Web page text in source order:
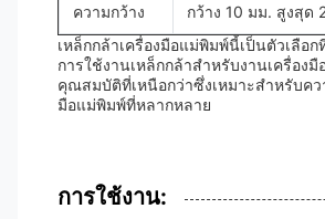
ความกว้าง
กว้าง 10 มม. สูงสุด
เหล็กกล้าเครื่องมือแม่พิมพ์นี้เป็นตัวเลือก
การใช้งานเหล็กกล้าสำหรับงานเครื่องมื
คุณสมบัติที่เหนือกว่าซึ่งเหมาะสำหรับคว
มือแม่พิมพ์ที่หลากหลาย
การใช้งาน: